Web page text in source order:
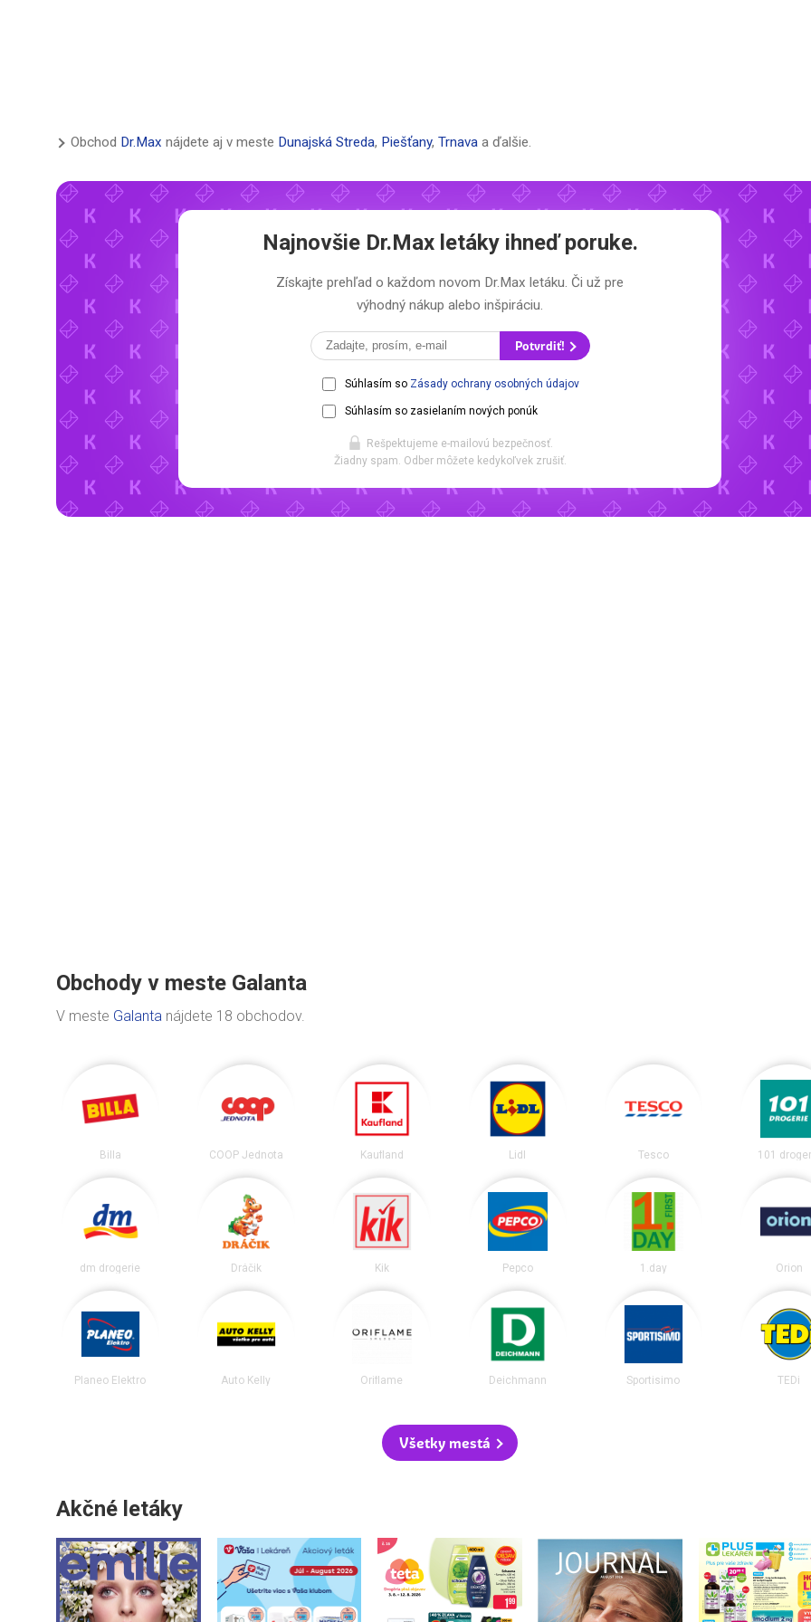
Obchod Dr.Max nájdete aj v meste Dunajská Streda, Piešťany, Trnava a ďalšie.
Najnovšie Dr.Max letákyihneď poruke.
Získajte prehľad o každom novom Dr.Max letáku. Či už pre
výhodný nákup alebo inšpiráciu.
Potvrdiť!
Súhlasím so Zásady ochrany osobných údajov
Súhlasím so zasielaním nových ponúk
Rešpektujeme e-mailovú bezpečnosť.
Žiadny spam. Odber môžete kedykoľvek zrušiť.
Obchody v meste Galanta
V meste Galanta nájdete 18 obchodov.
Billa COOP Jednota Kaufland Lidl Tesco 101
dm drogerie Dráčik Kik Pepco 1.day Orion
Planeo Elektro Auto Kelly Oriflame Deichmann Sportisimo TEDi
Všetky mestá
Akčné letáky